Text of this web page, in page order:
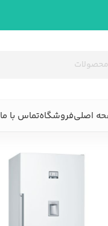
اصلیفروشگاهتماس با ما